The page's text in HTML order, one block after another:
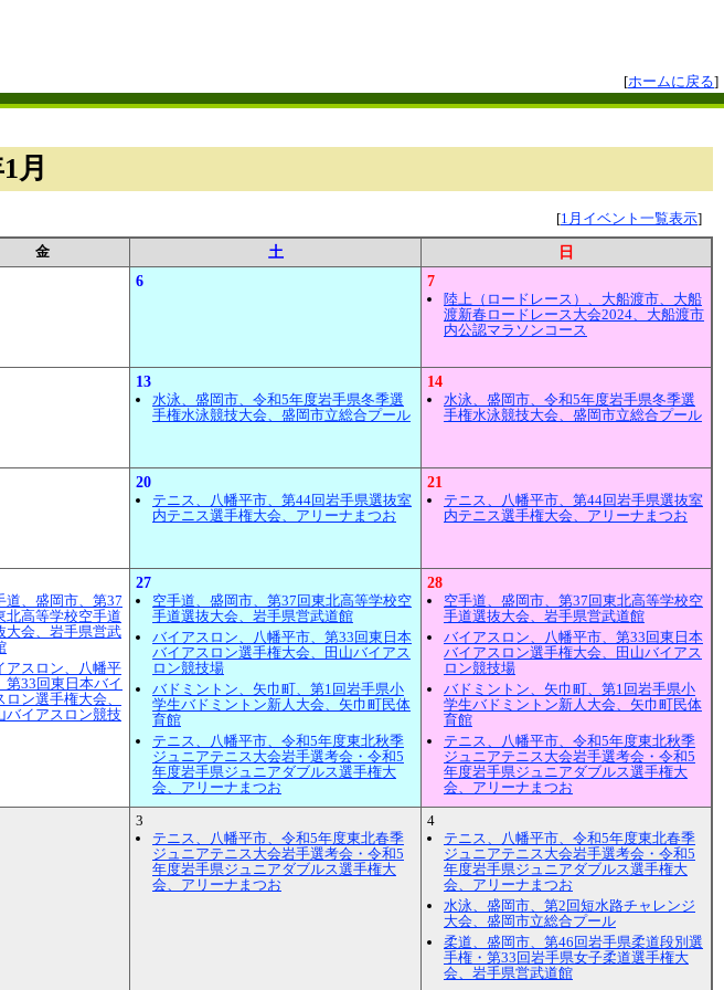
[ホームに戻る]
月
[1月イベント一覧表示]
金 土
日
6 7
陸上（ロードレース）、大船渡市、大船
渡新春ロードレース大会2024、大船渡市
内公認マラソンコース
13
水泳、盛岡市、令和5年度岩手県冬季選
手権水泳競技大会、盛岡市立総合プール
14
水泳、盛岡市、令和5年度岩手県冬季選
手権水泳競技大会、盛岡市立総合プール
20
テニス、八幡平市、第44回岩手県選抜室
内テニス選手権大会、アリーナまつお
21
テニス、八幡平市、第44回岩手県選抜室
内テニス選手権大会、アリーナまつお
道、盛岡市、第37
北高等学校空手道
大会、岩手県営武
アスロン、八幡平
第33回東日本バイ
ロン選手権大会、
バイアスロン競技
27
空手道、盛岡市、第37回東北高等学校空
手道選抜大会、岩手県営武道館
バイアスロン、八幡平市、第33回東日本
バイアスロン選手権大会、田山バイアス
ロン競技場
バドミントン、矢巾町、第1回岩手県小
学生バドミントン新人大会、矢巾町民体
育館
テニス、八幡平市、令和5年度東北秋季
ジュニアテニス大会岩手選考会・令和5
年度岩手県ジュニアダブルス選手権大
会、アリーナまつお
28
空手道、盛岡市、第37回東北高等学校空
手道選抜大会、岩手県営武道館
バイアスロン、八幡平市、第33回東日本
バイアスロン選手権大会、田山バイアス
ロン競技場
バドミントン、矢巾町、第1回岩手県小
学生バドミントン新人大会、矢巾町民体
育館
テニス、八幡平市、令和5年度東北秋季
ジュニアテニス大会岩手選考会・令和5
年度岩手県ジュニアダブルス選手権大
会、アリーナまつお
3
テニス、八幡平市、令和5年度東北春季
ジュニアテニス大会岩手選考会・令和5
年度岩手県ジュニアダブルス選手権大
会、アリーナまつお
4
テニス、八幡平市、令和5年度東北春季
ジュニアテニス大会岩手選考会・令和5
年度岩手県ジュニアダブルス選手権大
会、アリーナまつお
水泳、盛岡市、第2回短水路チャレンジ
大会、盛岡市立総合プール
柔道、盛岡市、第46回岩手県柔道段別選
手権・第33回岩手県女子柔道選手権大
会、岩手県営武道館